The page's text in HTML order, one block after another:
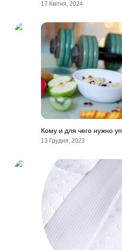
17 Квітня, 2024
Кому и для чего нужно
13 Грудня, 2023